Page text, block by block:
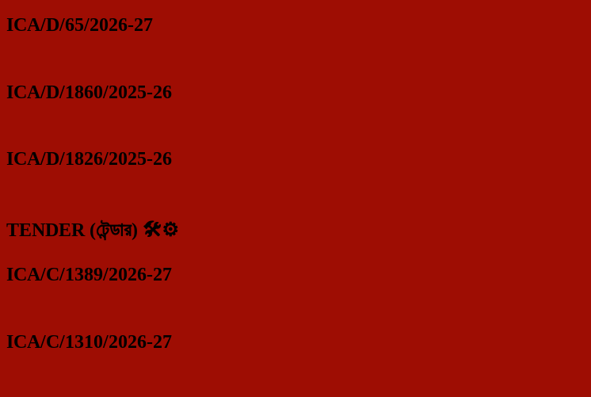
ICA/D/65/2026-27
ICA/D/1860/2025-26
ICA/D/1826/2025-26
TENDER (টেন্ডার) 🛠️⚙️
ICA/C/1389/2026-27
ICA/C/1310/2026-27